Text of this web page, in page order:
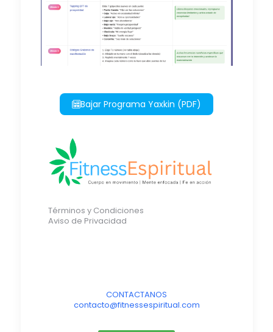
Bajar Programa Yaxkin (PDF)
Términos y Condiciones
Aviso de Privacidad
CONTACTANOS
contacto@fitnessespiritual.com